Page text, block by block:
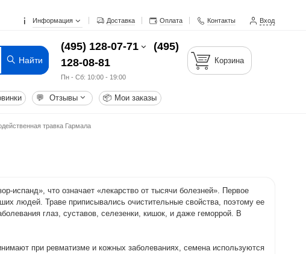
Информация Доставка Оплата Контакты Вход
Найти
(495) 128-07-71
(495)
128-08-81
Пн - Cб: 10:00 - 19:00
Корзина
💬 Отзывы 📦 Мои заказы
травка Гармала
испанд», что означает «лекарство от тысячи болезней». Первое
людей. Траве приписывались очистительные свойства, поэтому ее
глаз, суставов, селезенки, кишок, и даже геморрой. В
при ревматизме и кожных заболеваниях, семена используются